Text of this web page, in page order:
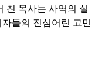
친 목사는 사역의 실
들의 진심어린 고민